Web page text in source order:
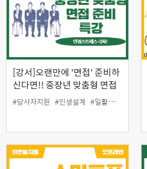
[강서]오랜만에 '면접' 준비하
신다면!! 중장년 맞춤형 면접
준비 특강
#당사자지원 #인생설계 #일활동지원